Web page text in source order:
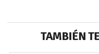
TAMBIÉN